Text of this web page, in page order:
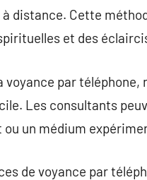
distance. Cette
et des
voyance par téléphone,
Les consultants
ou un médium
de voyance par